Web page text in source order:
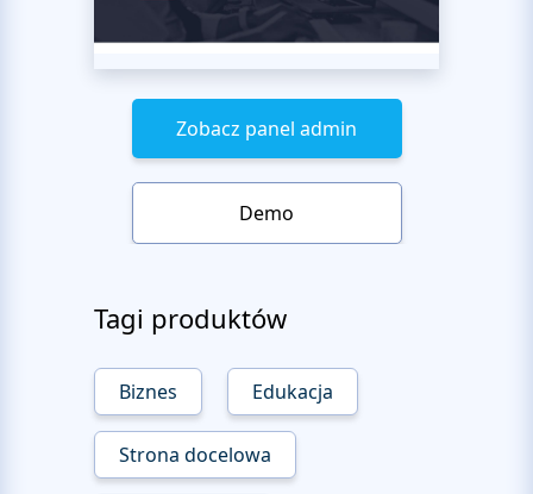
Zobacz panel admin
Demo
Tagi produktów
Biznes Edukacja
Strona docelowa